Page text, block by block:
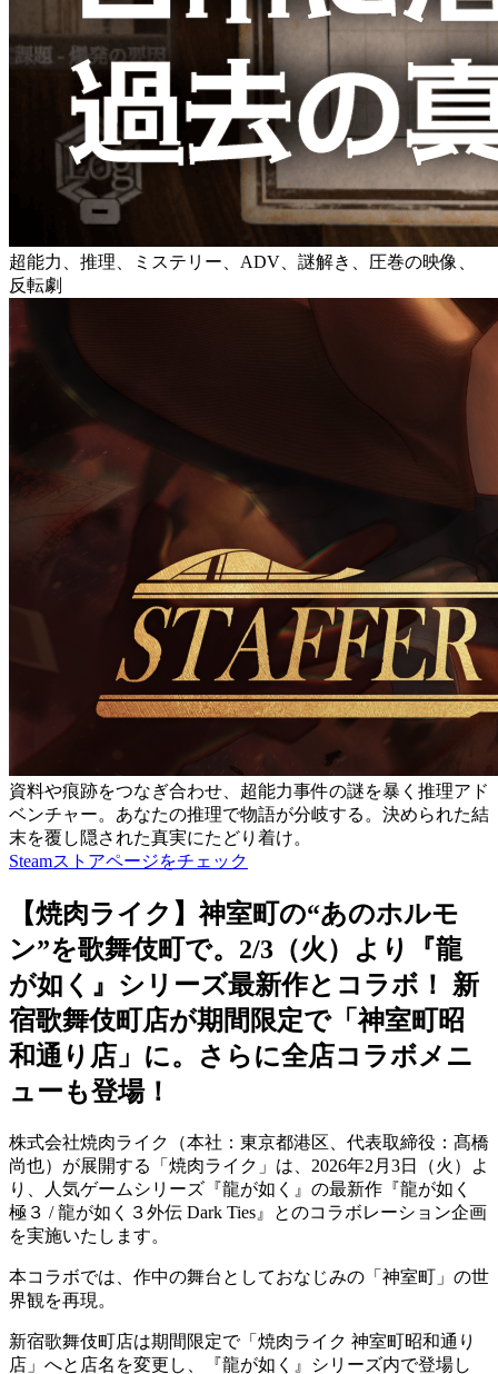
超能力、推理、ミステリー、ADV、謎解き、圧巻の映像、
反転劇
資料や痕跡をつなぎ合わせ、超能力事件の謎を暴く推理アド
ベンチャー。あなたの推理で物語が分岐する。決められた結
末を覆し隠された真実にたどり着け。
Steamストアページをチェック
【焼肉ライク】神室町の“あのホルモ
ン”を歌舞伎町で。2/3（火）より『龍
が如く』シリーズ最新作とコラボ！ 新
宿歌舞伎町店が期間限定で「神室町昭
和通り店」に。さらに全店コラボメニ
ューも登場！
株式会社焼⾁ライク（本社：東京都港区、代表取締役：髙橋
尚也）が展開する「焼⾁ライク」は、2026年2⽉3⽇（⽕）よ
り、⼈気ゲームシリーズ『龍が如く』の最新作『龍が如く
極３ / 龍が如く３外伝 Dark Ties』とのコラボレーション企画
を実施いたします。
本コラボでは、作中の舞台としておなじみの「神室町」の世
界観を再現。
新宿歌舞伎町店は期間限定で「焼⾁ライク 神室町昭和通り
店」へと店名を変更し、『⿓が如く』シリーズ内で登場し